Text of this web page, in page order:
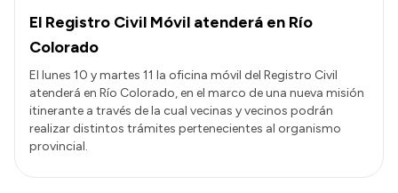
Transparencia
Presupuesto
Boletín Oficial
Compras y licitaciones
Consulta de expedientes
El Registro Civil Móvil atenderá en Río
Colorado
El lunes 10 y martes 11 la oficina móvil del Registro Civil
atenderá en Río Colorado, en el marco de una nueva misión
itinerante a través de la cual vecinas y vecinos podrán
realizar distintos trámites pertenecientes al organismo
provincial.